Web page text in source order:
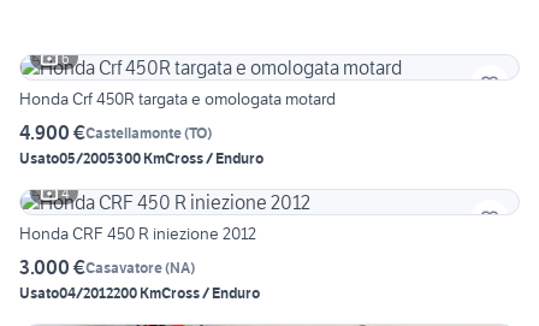
6
Honda Crf 450R targata e omologata motard
4.900 €Castellamonte(TO)
Usato05/2005300 KmCross / Enduro
4
Honda CRF 450 R iniezione 2012
3.000 €Casavatore(NA)
Usato04/2012200 KmCross / Enduro